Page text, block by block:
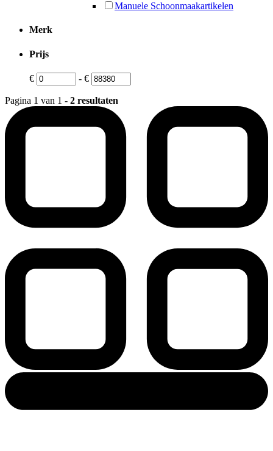
Manuele Schoonmaakartikelen
Merk
Prijs
€ - €
Pagina 1 van 1 - 2 resultaten